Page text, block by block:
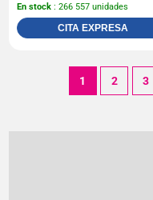
En stock : 266 557 unidades
CITA EXPRESA
1 2 3